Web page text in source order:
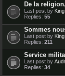
De la
Last post by
Replies: 55
Sommes
Last post by
Replies: 211
Service
Last post by
Replies: 34